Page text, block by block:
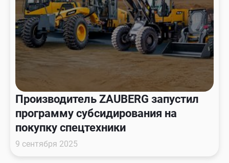
Производитель ZAUBERG запустил
программу субсидирования на
покупку спецтехники
9 сентября 2025